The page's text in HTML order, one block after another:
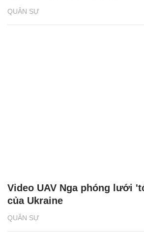
QUÂN SỰ
QUÂN SỰ
Video UAV Nga phóng lưới
của Ukraine